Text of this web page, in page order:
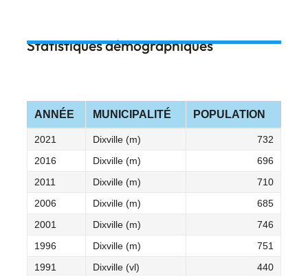
Statistiques démographiques
ANNÉE MUNICIPALITÉ POPULATION
2021 Dixville (m)
732
2016
Dixville (m)
696
2011
Dixville (m)
710
2006
Dixville (m)
685
2001
Dixville (m)
746
1996
Dixville (m)
751
1991
Dixville (vl)
440